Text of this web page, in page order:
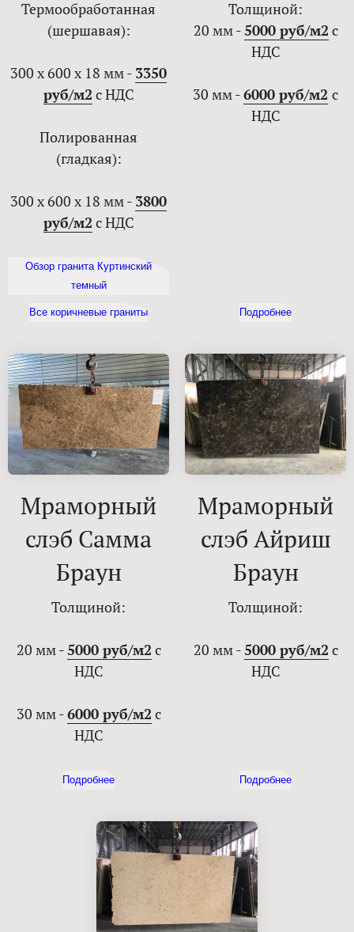
Термообработанная
(шершавая):
300 х 600 х 18 мм - 3350
руб/м2 с НДС
Полированная
(гладкая):
300 х 600 х 18 мм - 3800
руб/м2 с НДС
Обзор гранита Куртинский
темный
Все коричневые граниты
Толщиной:
20 мм -5000 руб/м2 с
НДС
30 мм -6000 руб/м2 с
НДС
Подробнее
Мраморный
слэб Самма
Браун
Толщиной:
20 мм -5000 руб/м2 с
НДС
30 мм -6000 руб/м2 с
НДС
Подробнее
Мраморный
слэб Айриш
Браун
Толщиной:
20 мм -5000 руб/м2 с
НДС
Подробнее